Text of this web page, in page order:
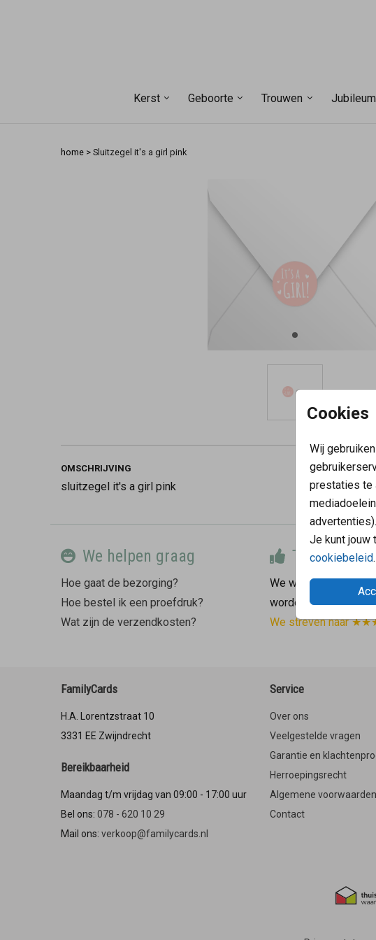
Kerst Geboorte Trouwen Jubileum
Cookies
Wij
prestaties te
advertenties).
Je kunt jouw
cookiebeleid.
home > Sluitzegel it's a girl pink
OMSCHRIJVING
sluitzegel it's a girl pink
We helpen graag
Hoe gaat de bezorging?
Hoe bestel ik een proefdruk?
Wat zijn de verzendkosten?
Tevreden
We willen graag dat
worden.
We streven naar
FamilyCards
H.A. Lorentzstraat 10
3331 EE Zwijndrecht
Bereikbaarheid
Maandag t/m vrijdag van 09:00 - 17:00 uur
Bel ons: 078 - 620 10 29
Mail ons: verkoop@familycards.nl
Service
Over ons
Veelgestelde vragen
Garantie en
Herroepingsrecht
Algemene voorwaarden
Contact